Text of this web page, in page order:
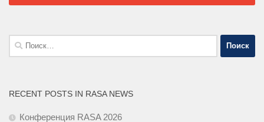
Найти:
RECENT POSTS IN RASA NEWS
Конференция RASA 2026